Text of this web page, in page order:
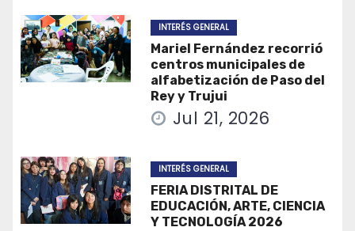
INTERÉS GENERAL
Mariel Fernández recorrió
centros municipales de
alfabetización de Paso del
Rey y Trujui
Jul 21, 2026
INTERÉS GENERAL
FERIA DISTRITAL DE
EDUCACIÓN, ARTE, CIENCIA
Y TECNOLOGÍA 2026